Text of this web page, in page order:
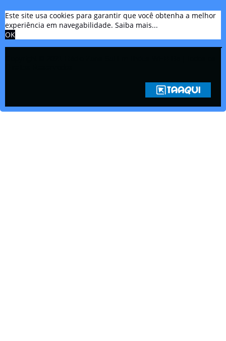
Este site usa cookies para garantir que você obtenha a melhor
experiência em navegabilidade. Saiba mais...
OK